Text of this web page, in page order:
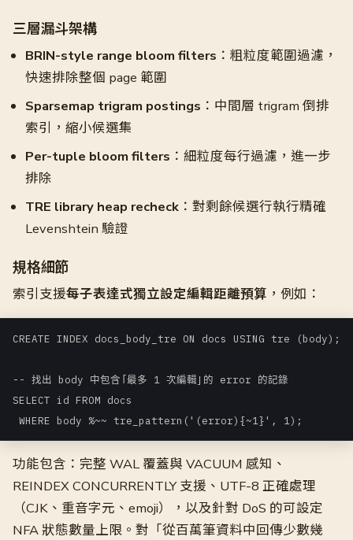
三層漏斗架構
BRIN-style range bloom filters ：粗粒度範圍過濾，
快速排除整個 page 範圍
Sparsemap trigram postings ：中間層 trigram 倒排
索引，縮小候選集
Per-tuple bloom filters ：細粒度每行過濾，進一步
排除
TRE library heap recheck ：對剩餘候選行執行精確
Levenshtein 驗證
規格細節
索引支援每子表達式獨立設定編輯距離預算 ，例如：
CREATE INDEX docs_body_tre ON docs USING tre (body);
-- 找出 body 中包含「最多 1 次編輯」的 error 的記錄
SELECT id FROM docs
WHERE body %~~ tre_pattern('(error){~1}', 1);
功能包含：完整 WAL 覆蓋與 VACUUM 感知、
REINDEX CONCURRENTLY 支援、UTF-8 正確處理
（CJK、重音字元、emoji），以及針對 DoS 的可設定
NFA 狀態數量上限。對「從百萬筆資料中回傳少數幾